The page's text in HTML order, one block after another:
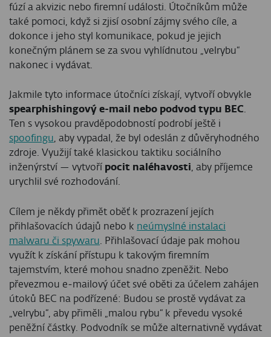
fúzí a akvizic nebo firemní události. Útočníkům může
také pomoci, když si zjisí osobní zájmy svého cíle, a
dokonce i jeho styl komunikace, pokud je jejich
konečným plánem se za svou vyhlídnutou „velrybu“
nakonec i vydávat.
Jakmile tyto informace útočníci získají, vytvoří obvykle
spearphishingový e-mail nebo podvod typu BEC.
Ten s vysokou pravděpodobností podrobí ještě i
spoofingu, aby vypadal, že byl odeslán z důvěryhodného
zdroje. Využijí také klasickou taktiku sociálního
inženýrství — vytvoří pocit naléhavosti, aby příjemce
urychlil své rozhodování.
Cílem je někdy přimět oběť k prozrazení jejích
přihlašovacích údajů nebo k neúmyslné instalaci
malwaru či spywaru. Přihlašovací údaje pak mohou
využít k získání přístupu k takovým firemním
tajemstvím, které mohou snadno zpeněžit. Nebo
převezmou e‑mailový účet své oběti za účelem zahájen
útoků BEC na podřízené: Budou se prostě vydávat za
„velrybu“, aby přiměli „malou rybu“ k převedu vysoké
peněžní částky. Podvodník se může alternativně vydávat